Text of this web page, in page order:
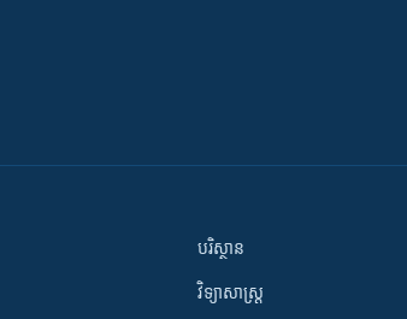
បរិស្ថាន
វិទ្យាសាស្រ្ត